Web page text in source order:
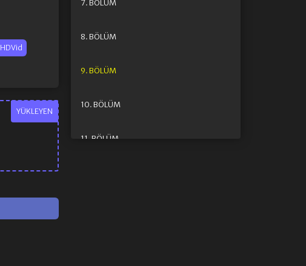
HDVid
YÜKLEYEN
7. BÖLÜM
8. BÖLÜM
9. BÖLÜM
10. BÖLÜM
11. BÖLÜM